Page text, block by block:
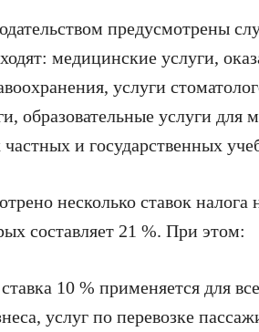
предусмотрены
медицинские услуги,
услуги
образовательные услуги для
и государственных
несколько ставок
составляет 21 %. При этом:
10 % применяется для
услуг по перевозке